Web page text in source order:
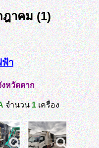
าคม (1)
ฟ้า
หวัดตาก
จำนวน1เครื่อง